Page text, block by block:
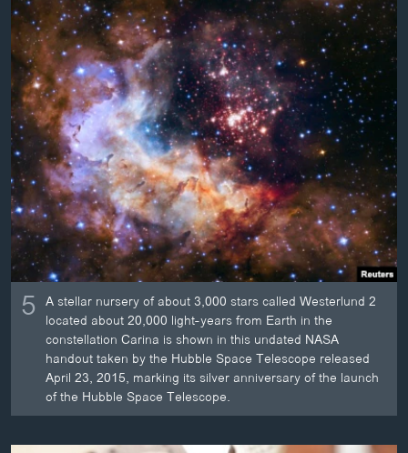
ອິດສະຫຼະພາບດ້ານການຂ່າວ
ຊີວິດຊາວລາວ
ຊຸມຊົນຊາວລາວ
ວິທະຍາສາດ-ເທັກໂນໂລຈີ
ທຸລະກິດ
ພາສາອັງກິດ
ວີດີໂອ
ສຽງ
ລາຍການກະຈາຍສຽງ
ລາຍງານ
ຕິດຕາມພວກເຮົາ ທີ່
ພາສາຕ່າງໆ
5 A stellar nursery of about 3,000 stars called Westerlund 2
located about 20,000 light-years from Earth in the
constellation Carina is shown in this undated NASA
handout taken by the Hubble Space Telescope released
April 23, 2015, marking its silver anniversary of the launch
of the Hubble Space Telescope.